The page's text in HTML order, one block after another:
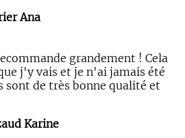
Ana
grandement ! Cela
j'y vais et je n'ai jamais été
sont de très bonne qualité et
Karine